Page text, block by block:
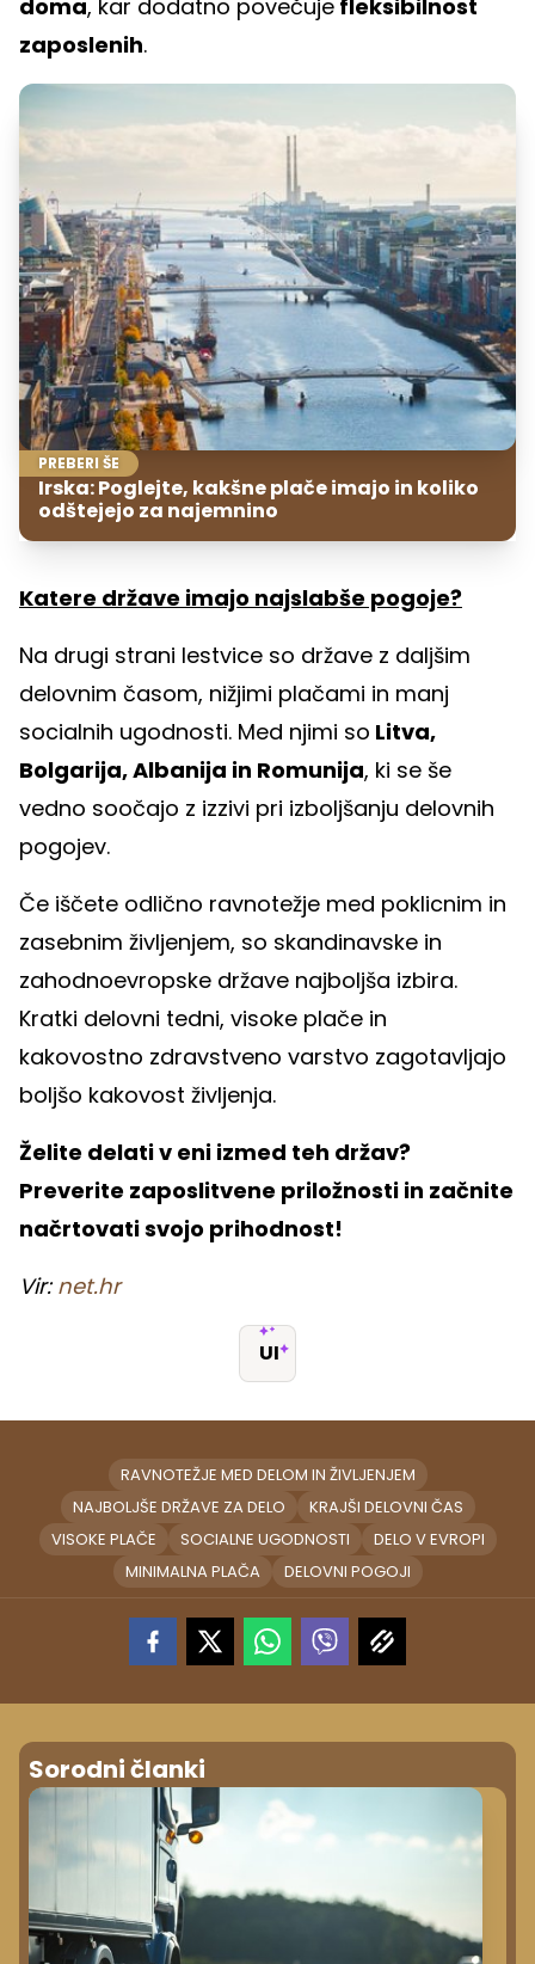
doma, kar dodatno povečuje fleksibilnost
zaposlenih.
PREBERI ŠE
Irska: Poglejte, kakšne plače imajo in koliko
odštejejo za najemnino
Katere države imajo najslabše pogoje?
Na drugi strani lestvice so države z daljšim
delovnim časom, nižjimi plačami in manj
socialnih ugodnosti. Med njimi so Litva,
Bolgarija, Albanija in Romunija, ki se še
vedno soočajo z izzivi pri izboljšanju delovnih
pogojev.
Če iščete odlično ravnotežje med poklicnim in
zasebnim življenjem, so skandinavske in
zahodnoevropske države najboljša izbira.
Kratki delovni tedni, visoke plače in
kakovostno zdravstveno varstvo zagotavljajo
boljšo kakovost življenja.
Želite delati v eni izmed teh držav?
Preverite zaposlitvene priložnosti in začnite
načrtovati svojo prihodnost!
Vir: net.hr
UI
RAVNOTEŽJE MED DELOM IN ŽIVLJENJEM
NAJBOLJŠE DRŽAVE ZA DELO
KRAJŠI DELOVNI ČAS
VISOKE PLAČE
SOCIALNE UGODNOSTI
DELO V EVROPI
MINIMALNA PLAČA
DELOVNI POGOJI
Sorodni članki